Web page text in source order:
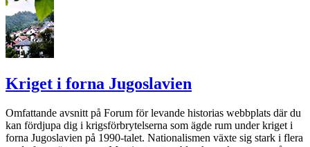
Kriget i forna Jugoslavien
Omfattande avsnitt på Forum för levande historias webbplats där du
kan fördjupa dig i krigsförbrytelserna som ägde rum under kriget i
forna Jugoslavien på 1990-talet. Nationalismen växte sig stark i flera